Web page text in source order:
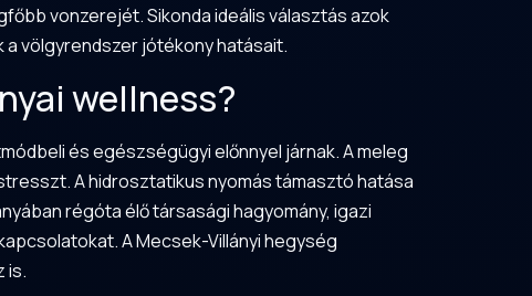
vonzerejét. Sikonda ideális választás azok
völgyrendszer jótékony hatásait.
wellness?
és egészségügyi előnnyel járnak. A meleg
A hidrosztatikus nyomás támasztó hatása
régóta élő társasági hagyomány, igazi
A Mecsek-Villányi hegység
is.